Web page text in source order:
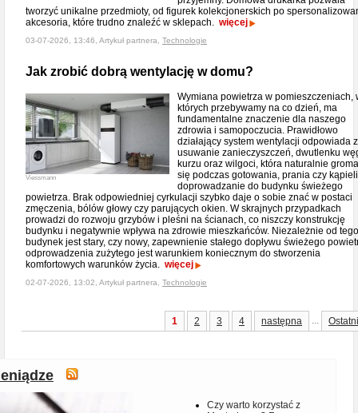
tworzyć unikalne przedmioty, od figurek kolekcjonerskich po
akcesoria, które trudno znaleźć w sklepach. więcej
03-07-2026, 13:46, Artykuł partnera, Technologie
Jak zrobić dobrą wentylację w domu?
Viessmann
Wymiana powietrza w pomieszczeniach,
których przebywamy na co dzień, ma
fundamentalne znaczenie dla naszego
zdrowia i samopoczucia. Prawidłowo
działający system wentylacji odpowiada
usuwanie zanieczyszczeń, dwutlenku
kurzu oraz wilgoci, która naturalnie
się podczas gotowania, prania czy
doprowadzanie do budynku świeżego
powietrza. Brak odpowiedniej cyrkulacji szybko daje o sobie znać w postaci
zmęczenia, bólów głowy czy parujących okien. W skrajnych przypadkach
prowadzi do rozwoju grzybów i pleśni na ścianach, co niszczy konstrukcję
budynku i negatywnie wpływa na zdrowie mieszkańców. Niezależnie od
budynek jest stary, czy nowy, zapewnienie stałego dopływu świeżego
odprowadzenia zużytego jest warunkiem koniecznym do stworzenia
komfortowych warunków życia. więcej
02-07-2026, 13:02, Artykuł partnera, Technologie
1 2 3 4 następna ...
Czy warto korzystać z